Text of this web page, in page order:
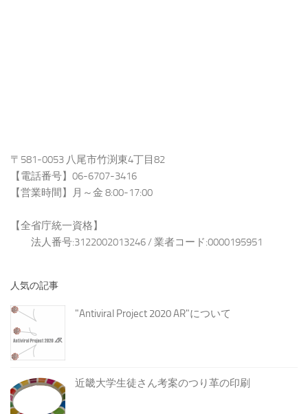
〒581-0053 八尾市竹渕東4丁目82
【電話番号】06-6707-3416
【営業時間】月～金 8:00-17:00
【全省庁統一資格】
法人番号:3122002013246 / 業者コード:0000195951
人気の記事
"Antiviral Project 2020 AR"について
近畿大学生徒さん考案のつり革の印刷